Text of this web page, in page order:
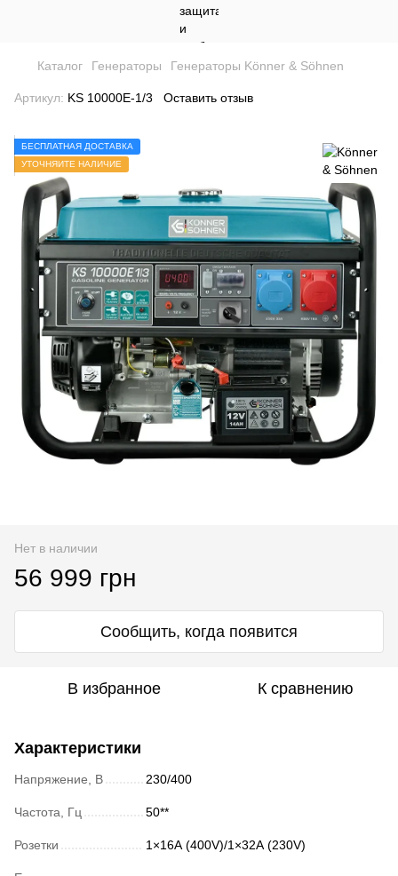
Каталог Генераторы Генераторы Könner & Söhnen
Артикул: KS 10000E-1/3 Оставить отзыв
БЕСПЛАТНАЯ ДОСТАВКА
УТОЧНЯЙТЕ НАЛИЧИЕ
Нет в наличии
56 999 грн
Сообщить, когда появится
В избранное К сравнению
Характеристики
Напряжение, В 230/400
Частота, Гц 50**
Розетки 1×16А (400V)/1×32А (230V)